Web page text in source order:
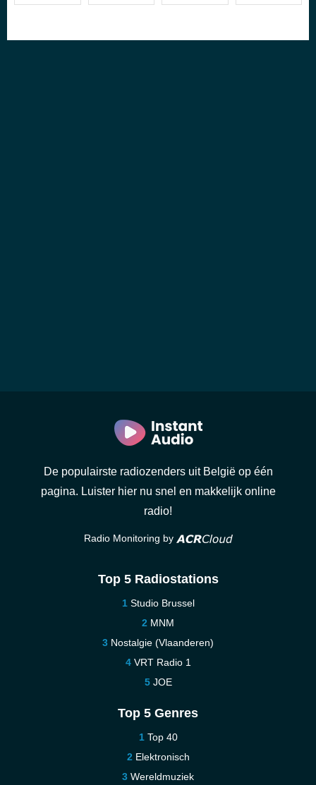
De populairste radiozenders uit België op één
pagina. Luister hier nu snel en makkelijk online
radio!
Radio Monitoring by
Top 5 Radiostations
Studio Brussel
MNM
Nostalgie (Vlaanderen)
VRT Radio 1
JOE
Top 5 Genres
Top 40
Elektronisch
Wereldmuziek